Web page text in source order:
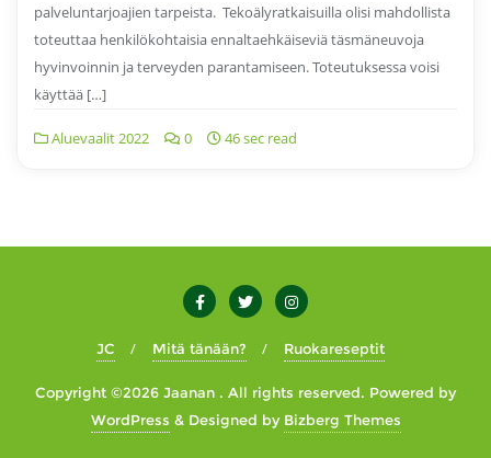
palveluntarjoajien tarpeista. Tekoälyratkaisuilla olisi mahdollista
toteuttaa henkilökohtaisia ennaltaehkäiseviä täsmäneuvoja
hyvinvoinnin ja terveyden parantamiseen. Toteutuksessa voisi
käyttää […]
Aluevaalit 2022 0 46 sec read
JC Mitä tänään? Ruokareseptit
Copyright ©2026 Jaanan . All rights reserved. Powered by
WordPress & Designed by Bizberg Themes